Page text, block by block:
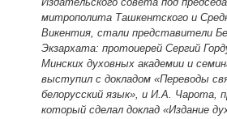
митрополита Ташкентского и
Викентия, стали представители
Экзархата: протоиерей Сергий
Минских духовных академии и
выступил с докладом «Переводы
белорусский язык», и И.А. Чарота,
который сделал доклад «Издание